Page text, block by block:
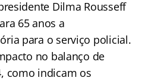
Dilma Rousseff
65 anos a
para o serviço policial.
no balanço de
como indicam os